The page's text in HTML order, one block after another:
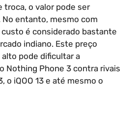
troca, o valor pode ser
No entanto, mesmo com
é considerado bastante
indiano. Este preço
pode dificultar a
Nothing Phone 3 contra rivais
o iQOO 13 e até mesmo o